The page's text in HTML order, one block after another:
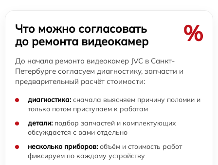
Что можно согласовать
до ремонта видеокамер
%
До начала ремонта видеокамер JVC в Санкт-
Петербурге согласуем диагностику, запчасти и
предварительный расчёт стоимости:
диагностика: сначала выясняем причину поломки и
только потом приступаем к работам
детали: подбор запчастей и комплектующих
обсуждается с вами отдельно
несколько приборов: объём и стоимость работ
фиксируем по каждому устройству